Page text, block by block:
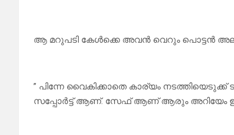
ആ മറുപടി കേൾക്കെ അവൻ വെറും പൊട്ടൻ
” പിന്നേ വൈകിക്കാതെ കാര്യം
സപ്പോർട്ട് ആണ്. സേഫ് ആണ് ആരും അറിയേം